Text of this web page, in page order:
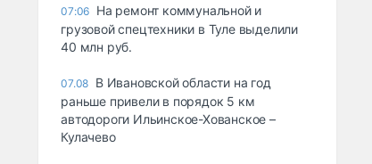
07:06 На ремонт коммунальной и
грузовой спецтехники в Туле выделили
40 млн руб.
07.08 В Ивановской области на год
раньше привели в порядок 5 км
автодороги Ильинское-Хованское –
Кулачево